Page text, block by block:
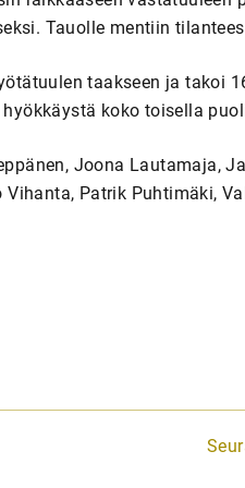
Tauolle mentiin
taakseen ja takoi
koko toisella
Joona Lautamaja,
Patrik Puhtimäki,